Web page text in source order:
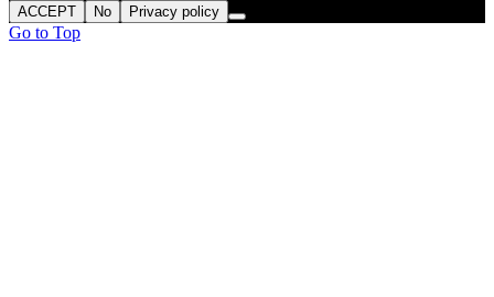
ACCEPT No Privacy policy
Go to Top